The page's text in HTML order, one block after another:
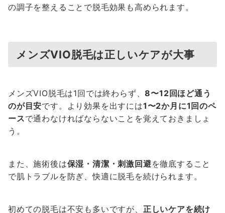
の調子を整えることで脱毛効果も高められます。
メンズVIO脱毛は正しいケアが大事
メンズVIO脱毛は1回では終わらず、8〜12回ほど通う
のが目安です。より効果を出すには1〜2か月に1回のペ
ースで通わなければならないことを覚えておきましょ
う。
また、施術後は保湿・清潔・刺激回避を徹底すること
で肌トラブルを防ぎ、快適に脱毛を続けられます。
初めての脱毛は不安も多いですが、 正しいケアを続け